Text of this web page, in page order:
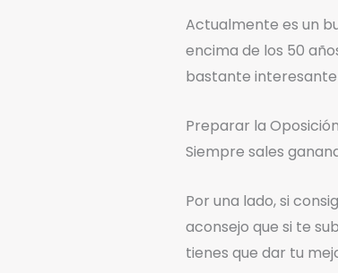
Actualmente es un
encima de los 50
bastante
Preparar la
Siempre sales
Por una lado, si
aconsejo que si te
tienes que dar tu